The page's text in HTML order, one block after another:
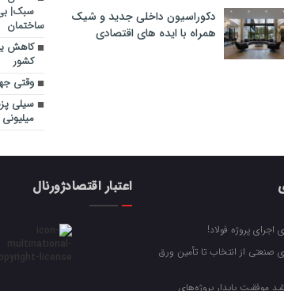
دکوراسیون داخلی جدید و شیک
همراه با ایده های اقتصادی
سبک|
ساختمان
کاهش
کشور
وقتی
پروژه فولاد!
صنعتی از انتخاب تا تأمین ورق
موفقیت پایدار پروژه‌های
اعتبار اقتصادژورنال